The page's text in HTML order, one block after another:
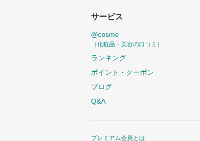
サービス
@cosme
（化粧品・美容の口コミ）
ランキング
ポイント・クーポン
ブログ
Q&A
プレミアム会員とは